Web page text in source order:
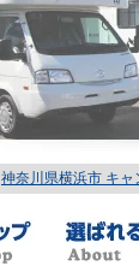
神奈川県横浜市 キ